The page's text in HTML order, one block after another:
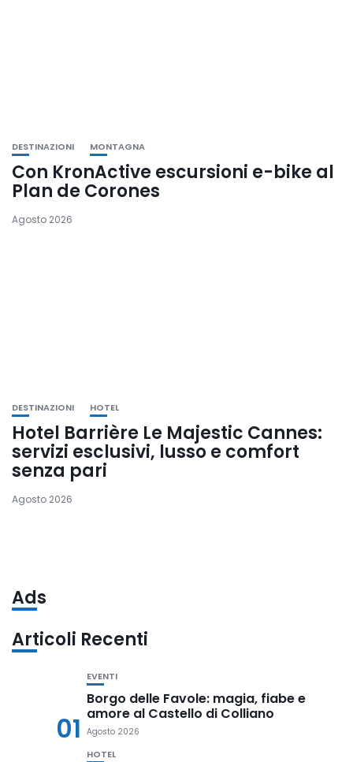
DESTINAZIONI MONTAGNA
Con KronActive escursioni e-bike al
Plan de Corones
Agosto 2026
DESTINAZIONI HOTEL
Hotel Barrière Le Majestic Cannes:
servizi esclusivi, lusso e comfort
senza pari
Agosto 2026
Ads
Articoli Recenti
01
EVENTI
Borgo delle Favole: magia, fiabe e
amore al Castello di Colliano
Agosto 2026
HOTEL